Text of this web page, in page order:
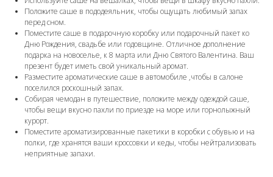
Положите саше в пододеяльник, чтобы ощущать любимый запах
перед сном.
Поместите саше в подарочную коробку или подарочный пакет ко
Дню Рождения, свадьбе или годовщине. Отличное дополнение
подарка на новоселье, к 8 марта или Дню Святого Валентина. Ваш
презент будет иметь свой уникальный аромат.
Разместите ароматические саше в автомобиле ,чтобы в салоне
поселился роскошный запах.
Собирая чемодан в путешествие, положите между одеждой саше,
чтобы вещи вкусно пахли по приезде на море или горнолыжный
курорт.
Поместите ароматизированные пакетики в коробки с обувью и на
полки, где хранятся ваши кроссовки и кеды, чтобы нейтрализовать
неприятные запахи.